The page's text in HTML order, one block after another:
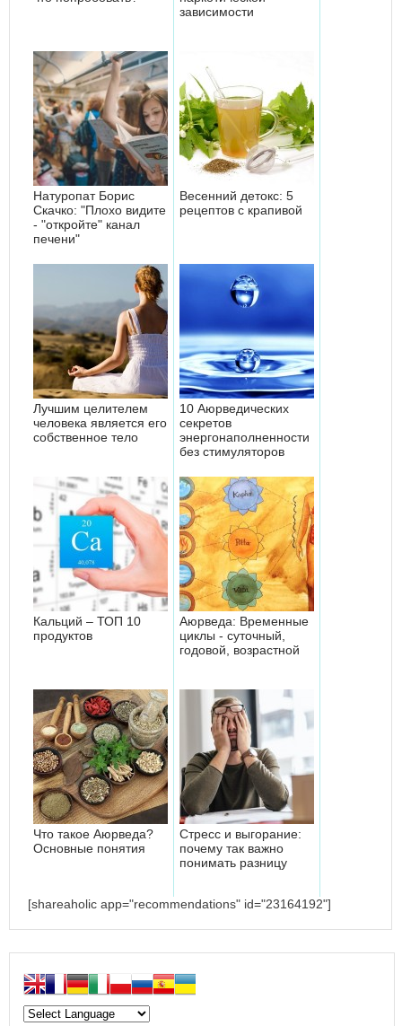
зависимости
Натуропат Борис
Скачко: "Плохо видите
- "откройте" канал
печени"
Весенний детокс: 5
рецептов с крапивой
Лучшим целителем
человека является его
собственное тело
10 Аюрведических
секретов
энергонаполненности
без стимуляторов
Кальций – ТОП 10
продуктов
Аюрведа: Временные
циклы - суточный,
годовой, возрастной
Что такое Аюрведа?
Основные понятия
Стресс и выгорание:
почему так важно
понимать разницу
[shareaholic app="recommendations" id="23164192"]